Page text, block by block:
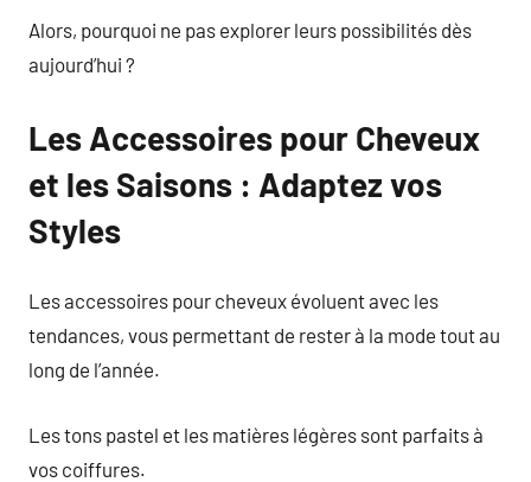
Alors, pourquoi ne pas explorer leurs possibilités dès
aujourd’hui ?
Les Accessoires pour Cheveux
et les Saisons : Adaptez vos
Styles
Les accessoires pour cheveux évoluent avec les
tendances, vous permettant de rester à la mode tout au
long de l’année.
Les tons pastel et les matières légères sont parfaits à
vos coiffures.